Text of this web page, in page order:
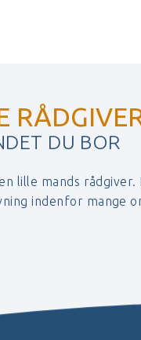
DU BOR
lille mands
indenfor mange